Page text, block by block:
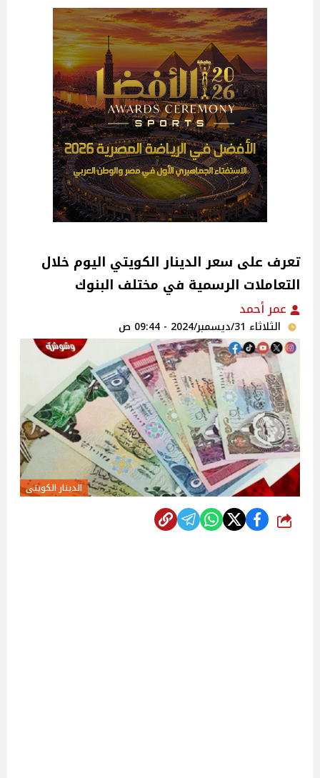
تعرف على سعر الدينار الكويتي اليوم خلال
التعاملات الرسمية في مختلف البنوك
عمر أحمد
الثلاثاء 31/ديسمبر/2024 - 09:44 ص
الدينار الكويتى
شارك